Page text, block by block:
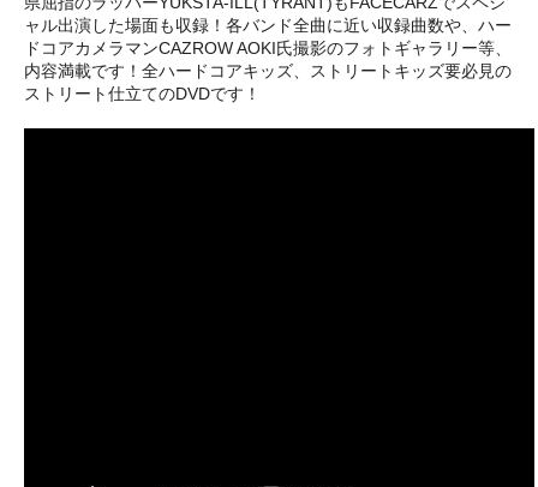
ャル出演した場面も収録！各バンド全曲に近い収録曲数や、ハー
ドコアカメラマンCAZROW AOKI氏撮影のフォトギャラリー等、
内容満載です！全ハードコアキッズ、ストリートキッズ要必見の
ストリート仕立てのDVDです！